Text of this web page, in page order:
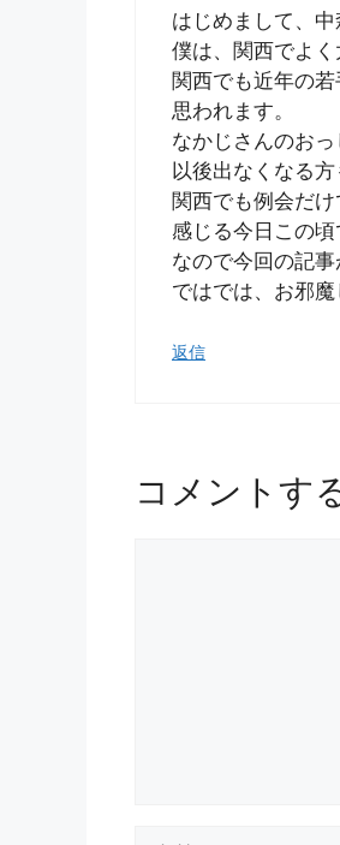
はじめまして、中
僕は、関西でよく
関西でも近年の
思われます。
なかじさんのお
以後出なくなる方
関西でも例会だ
感じる今日この
なので今回の記
ではでは、お邪魔
返信
コメントす